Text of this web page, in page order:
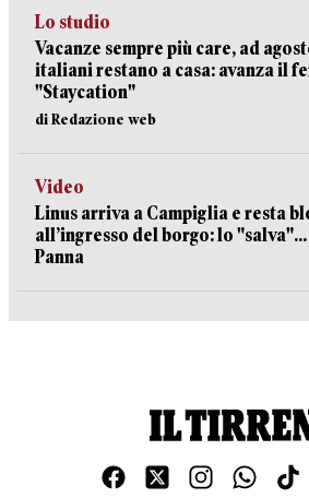
Lo studio
Vacanze sempre più care, ad
italiani restano a casa: avanza il
"Staycation"
di Redazione web
Video
Linus arriva a Campiglia e resta
all’ingresso del borgo: lo
Panna